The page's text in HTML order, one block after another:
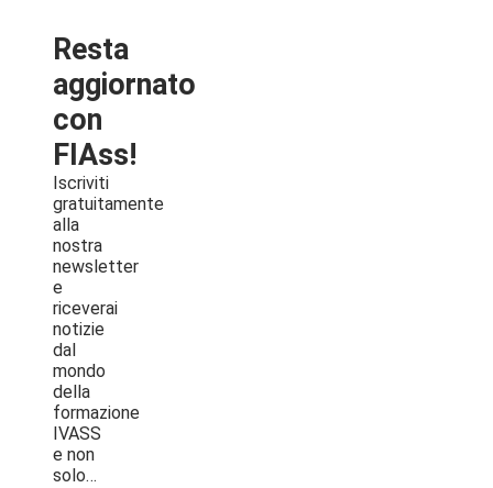
Resta
aggiornato
con
FIAss!
Iscriviti
gratuitamente
alla
nostra
newsletter
e
riceverai
notizie
dal
mondo
della
formazione
IVASS
e non
solo…